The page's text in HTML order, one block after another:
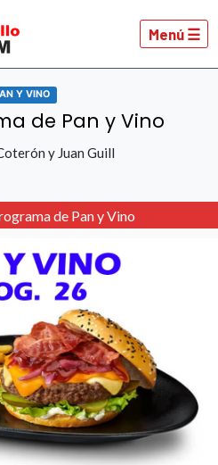
Menú ☰
Y VINO
de Pan y Vino
y Juan Guill
de Pan y Vino